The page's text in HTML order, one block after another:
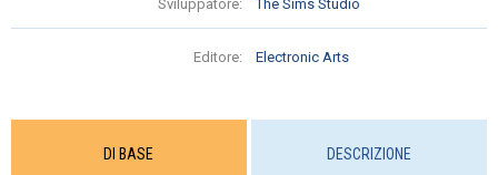
Sviluppatore: The Sims Studio
Editore: Electronic Arts
DI BASE DESCRIZIONE